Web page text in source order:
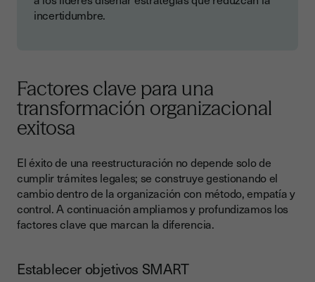
incertidumbre.
Factores clave para una
transformación organizacional
exitosa
El éxito de una reestructuración no depende solo de
cumplir trámites legales; se construye gestionando el
cambio dentro de la organización con método, empatía y
control. A continuación ampliamos y profundizamos los
factores clave que marcan la diferencia.
Establecer objetivos SMART